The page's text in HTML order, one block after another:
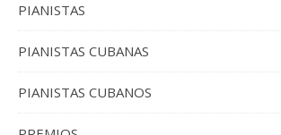
PIANISTAS
PIANISTAS CUBANAS
PIANISTAS CUBANOS